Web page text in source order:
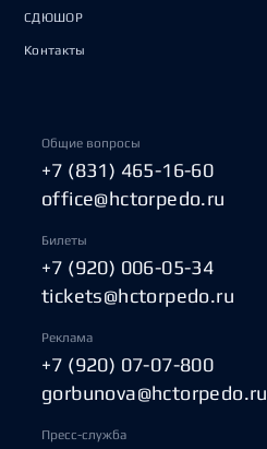
СДЮШОР
Контакты
Общие вопросы
+7 (831) 465-16-60
office@hctorpedo.ru
Билеты
+7 (920) 006-05-34
tickets@hctorpedo.ru
Реклама
+7 (920) 07-07-800
gorbunova@hctorpedo.ru
Пресс-служба